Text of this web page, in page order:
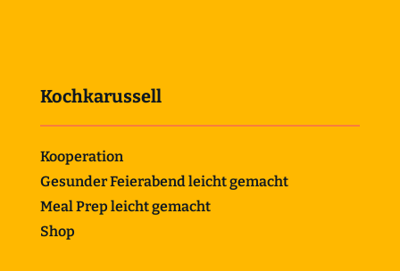
Kochkarussell
Kooperation
Gesunder Feierabend leicht gemacht
Meal Prep leicht gemacht
Shop